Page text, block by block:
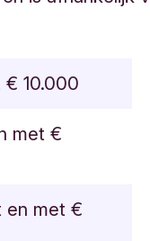
10.000
met €
en met €